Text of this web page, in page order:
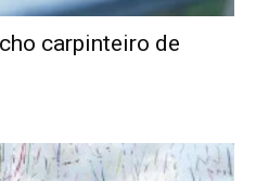
carpinteiro de